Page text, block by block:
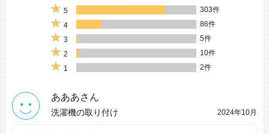
5
303件
4
86件
3
5件
2
10件
1
2件
あああさん
洗濯機の取り付け 2024年10月